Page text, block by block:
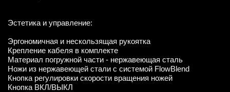
Эстетика и управление:
Эргономичная и нескользящая рукоятка
Крепление кабеля в комплекте
Материал погружной части - нержавеющая сталь
Ножи из нержавеющей стали с системой FlowBlend
Кнопка регулировки скорости вращения ножей
Кнопка ВКЛ/ВЫКЛ